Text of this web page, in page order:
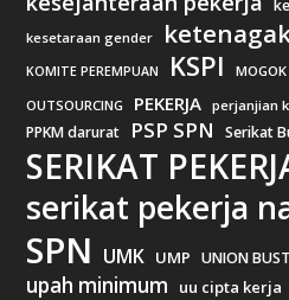
kesetaraan gender
KOMITE PEREMPUAN KSPI MOGOK
OUTSOURCING PEKERJA perjanjian
PPKM darurat PSP SPN Serikat
SERIKAT
serikat pekerja
SPN UMK UMP UNION
upah minimum uu cipta kerja